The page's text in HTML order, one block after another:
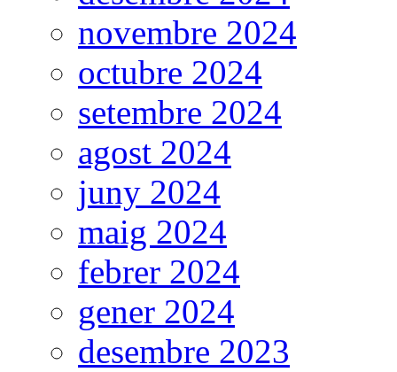
novembre 2024
octubre 2024
setembre 2024
agost 2024
juny 2024
maig 2024
febrer 2024
gener 2024
desembre 2023